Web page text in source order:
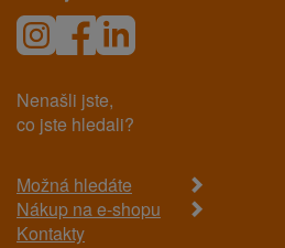
Nenašli jste,
co jste hledali?
Možná hledáte
Nákup na e-shopu
Kontakty